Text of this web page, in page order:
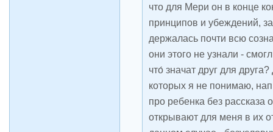
что для Мери он в конце
принципов и убеждений,
держалась почти всю
они этого не узнали -
что́ значат друг для
которых я не понимаю,
про ребенка без рассказа
открывают для меня в их